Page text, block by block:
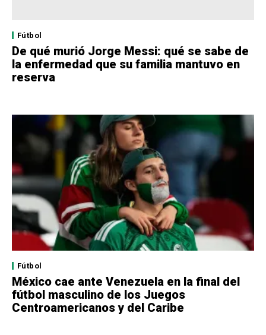
Fútbol
De qué murió Jorge Messi: qué se sabe de
la enfermedad que su familia mantuvo en
reserva
Fútbol
México cae ante Venezuela en la final del
fútbol masculino de los Juegos
Centroamericanos y del Caribe